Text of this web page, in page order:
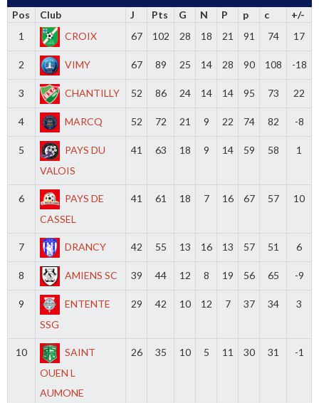
Pos Club J Pts G N P p c
+/-
1
CROIX 67 102 28 18 21 91 74 17
2 VIMY 67 89 25 14 28 90 108 -18
3 CHANTILLY 52 86 24 14 14 95 73 22
4 MARCQ 52 72 21 9 22 74 82 -8
5
PAYS DU
VALOIS
41 63 18 9 14 59 58 1
6
PAYS DE
CASSEL
41 61 18 7 16 67 57 10
7 DRANCY 42 55 13 16 13 57 51 6
8 AMIENS SC 39 44 12 8 19 56 65 -9
9
ENTENTE
SSG
29 42 10 12 7 37 34 3
10
SAINT
OUEN L
AUMONE
26 35 10 5 11 30 31 -1